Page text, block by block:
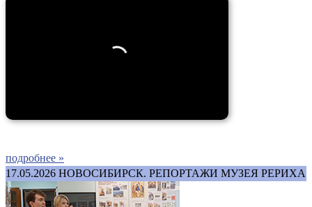
подробнее »
17.05.2026 НОВОСИБИРСК. РЕПОРТАЖИ МУЗЕЯ РЕРИХА